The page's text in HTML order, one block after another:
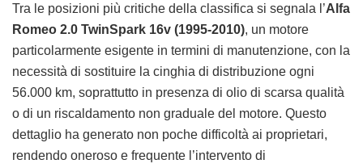
Tra le posizioni più critiche della classifica si segnala l’Alfa
Romeo 2.0 TwinSpark 16v (1995-2010), un motore
particolarmente esigente in termini di manutenzione, con la
necessità di sostituire la cinghia di distribuzione ogni
56.000 km, soprattutto in presenza di olio di scarsa qualità
o di un riscaldamento non graduale del motore. Questo
dettaglio ha generato non poche difficoltà ai proprietari,
rendendo oneroso e frequente l’intervento di